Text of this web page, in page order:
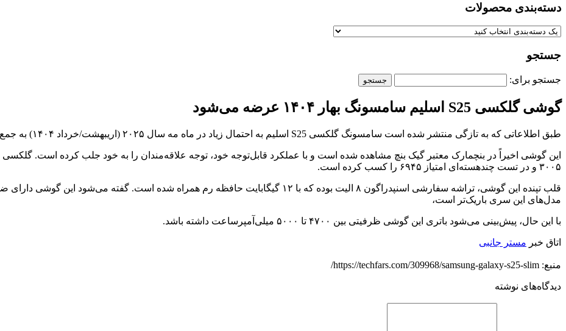
دسته‌بندی‌ محصولات
جستجو
جستجو برای:
گوشی گلکسی S25 اسلیم سامسونگ بهار ۱۴۰۴ عرضه می‌شود
طبق اطلاعاتی که به تازگی منتشر شده است سامسونگ گلکسی S25 اسلیم به احتمال زیاد در ماه مه سال ۲۰۲۵ (اریبهشت/خرداد ۱۴۰۴) به جمع پرچمداران این شرکت خواهد پیوست.
۳۰۰۵ و در تست چند‌هسته‌ای امتیاز ۶۹۴۵ را کسب کرده است.
مدل‌های این سری باریک‌تر است،
با این حال، پیش‌بینی می‌شود باتری این گوشی ظرفیتی بین ۴۷۰۰ تا ۵۰۰۰ میلی‌آمپرساعت داشته باشد.
اتاق خبر مستر جانبی
منبع: https://techfars.com/309968/samsung-galaxy-s25-slim/
دیدگاه‌های نوشته